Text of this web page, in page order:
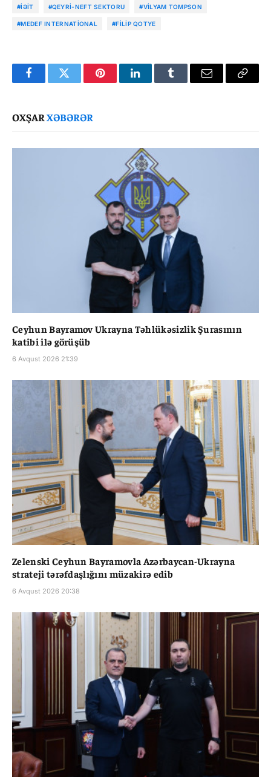
#İƏİT #QEYRI-NEFT SEKTORU #VILYAM TOMPSON
#MEDEF INTERNATIONAL #FILIP QOTYE
FacebookTwitter PinterestLinkedInTumblr Email
Copy
OXŞARXƏBƏRƏR
Ceyhun Bayramov Ukrayna Təhlükəsizlik Şurasının
katibi ilə görüşüb
6 Avqust 2026 21:39
Zelenski Ceyhun Bayramovla Azərbaycan-Ukrayna
strateji tərəfdaşlığını müzakirə edib
6 Avqust 2026 20:38